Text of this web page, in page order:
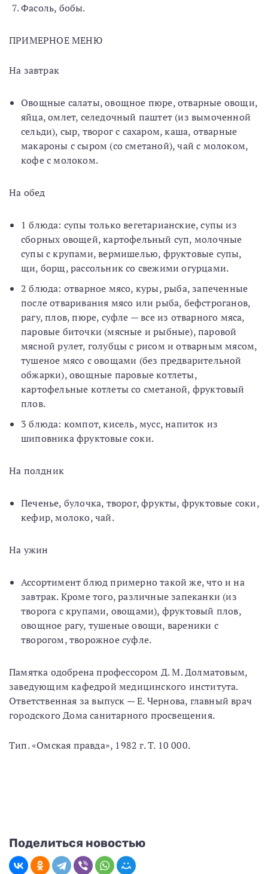
Фасоль, бобы.
ПРИМЕРНОЕ МЕНЮ
На завтрак
Овощные салаты, овощное пюре, отварные овощи,
яйца, омлет, селедочный паштет (из вымоченной
сельди), сыр, творог с сахаром, каша, отварные
макароны с сыром (со сметаной), чай с молоком,
кофе с молоком.
На обед
1 блюда: супы только вегетарианские, супы из
сборных овощей, картофельный суп, молочные
супы с крупами, вермишелью, фруктовые супы,
щи, борщ, рассольник со свежими огурцами.
2 блюда: отварное мясо, куры, рыба, запеченные
после отваривания мясо или рыба, бефстроганов,
рагу, плов, пюре, суфле — все из отварного мяса,
паровые биточки (мясные и рыбные), паровой
мясной рулет, голубцы с рисом и отварным мясом,
тушеное мясо с овощами (без предварительной
обжарки), овощные паровые котлеты,
картофельные котлеты со сметаной, фруктовый
плов.
3 блюда: компот, кисель, мусс, напиток из
шиповника фруктовые соки.
На полдник
Печенье, булочка, творог, фрукты, фруктовые соки,
кефир, молоко, чай.
На ужин
Ассортимент блюд примерно такой же, что и на
завтрак. Кроме того, различные запеканки (из
творога с крупами, овощами), фруктовый плов,
овощное рагу, тушеные овощи, вареники с
творогом, творожное суфле.
Памятка одобрена профессором Д. М. Долматовым,
заведующим кафедрой медицинского института.
Ответственная за выпуск — Е. Чернова, главный врач
городского Дома санитарного просвещения.
Тип. «Омская правда», 1982 г. Т. 10 000.
Поделиться новостью